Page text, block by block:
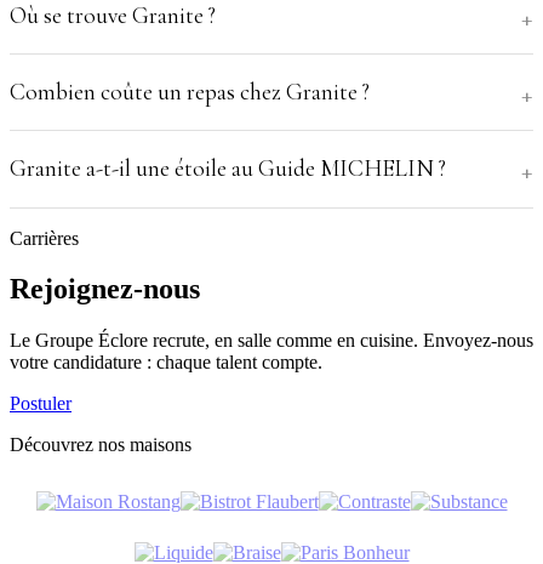
Où se trouve Granite ?
Combien coûte un repas chez Granite ?
Granite a-t-il une étoile au Guide MICHELIN ?
Carrières
Rejoignez-nous
Le Groupe Éclore recrute, en salle comme en cuisine. Envoyez-nous
votre candidature : chaque talent compte.
Postuler
Découvrez nos maisons